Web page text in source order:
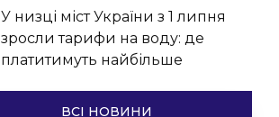
У низці міст України з 1 липня
зросли тарифи на воду: де
платитимуть найбільше
ВСІ НОВИНИ